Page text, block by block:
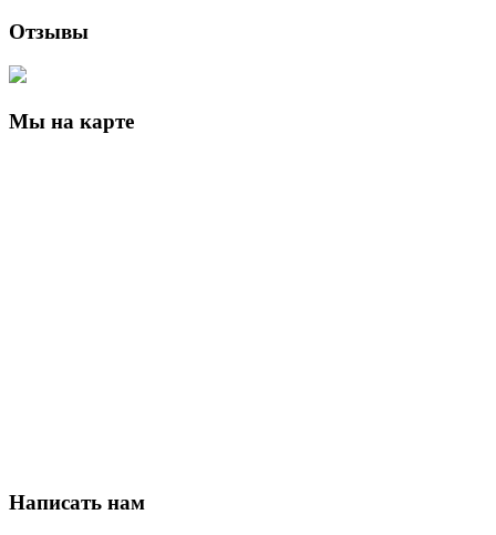
Отзывы
Мы на карте
Написать нам